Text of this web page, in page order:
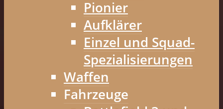
Pionier
Aufklärer
Einzel und Squad-
Spezialisierungen
Waffen
Fahrzeuge